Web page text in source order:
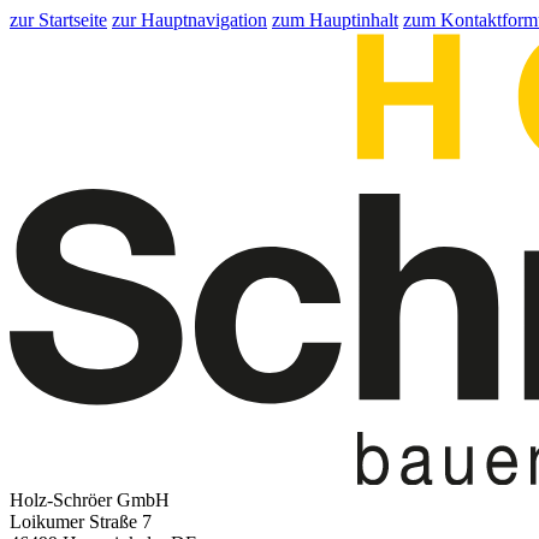
zur Startseite zur Hauptnavigation zum Hauptinhalt zum
Holz-Schröer GmbH
Loikumer Straße 7